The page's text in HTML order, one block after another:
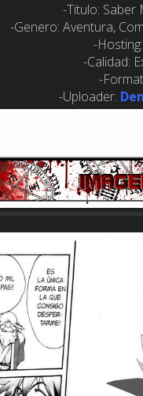
-Titulo: Saber
-Genero: Aventura,
-Hosting:
-Calidad:
-
-Uploader: